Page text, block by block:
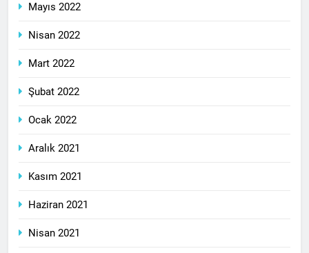
Mayıs 2022
Nisan 2022
Mart 2022
Şubat 2022
Ocak 2022
Aralık 2021
Kasım 2021
Haziran 2021
Nisan 2021